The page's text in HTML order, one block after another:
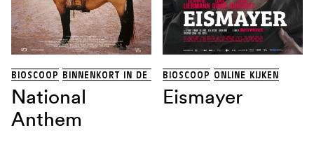
BIOSCOOP BINNENKORT IN DE BIOSCOOP
National
Anthem
BIOSCOOP ONLINE KIJKEN
Eismayer